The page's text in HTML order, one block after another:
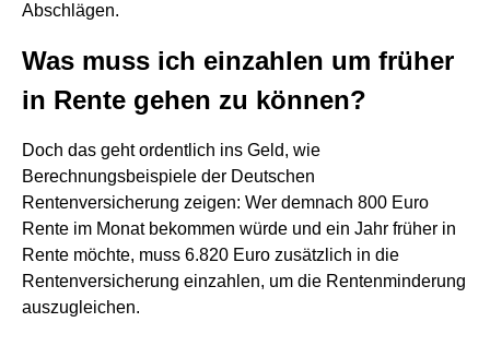
Abschlägen.
Was muss ich einzahlen um früher
in Rente gehen zu können?
Doch das geht ordentlich ins Geld, wie
Berechnungsbeispiele der Deutschen
Rentenversicherung zeigen: Wer demnach 800 Euro
Rente im Monat bekommen würde und ein Jahr früher in
Rente möchte, muss 6.820 Euro zusätzlich in die
Rentenversicherung einzahlen, um die Rentenminderung
auszugleichen.